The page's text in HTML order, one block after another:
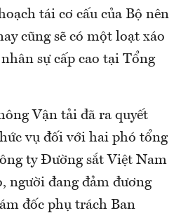
tái cơ cấu của Bộ nên
cũng sẽ có một loạt xáo
sự cấp cao tại Tổng
Vận tải đã ra quyết
vụ đối với hai phó tổng
ty Đường sắt Việt Nam
người đang đảm đương
đốc phụ trách Ban